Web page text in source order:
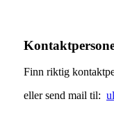
Finn riktig
eller send mail til: